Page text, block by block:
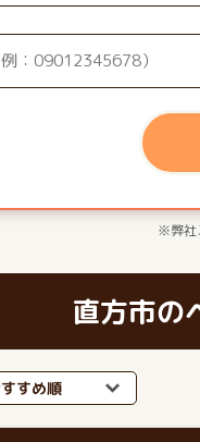
※弊社
直方市の